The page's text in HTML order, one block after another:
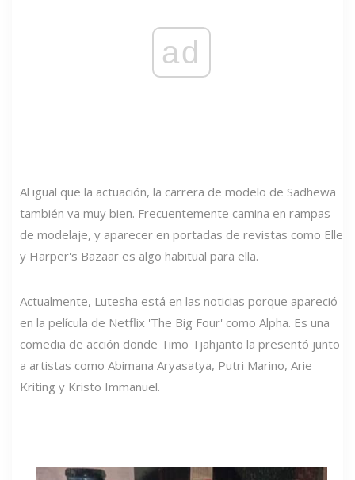
ad
Al igual que la actuación, la carrera de modelo de Sadhewa
también va muy bien. Frecuentemente camina en rampas
de modelaje, y aparecer en portadas de revistas como Elle
y Harper's Bazaar es algo habitual para ella.
Actualmente, Lutesha está en las noticias porque apareció
en la película de Netflix 'The Big Four' como Alpha. Es una
comedia de acción donde Timo Tjahjanto la presentó junto
a artistas como Abimana Aryasatya, Putri Marino, Arie
Kriting y Kristo Immanuel.